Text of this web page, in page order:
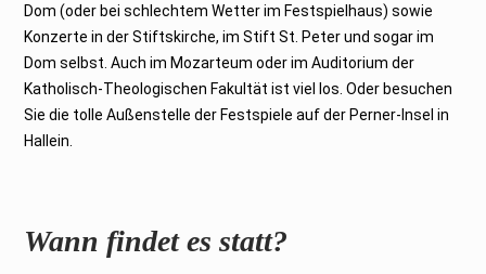
Dom (oder bei schlechtem Wetter im Festspielhaus) sowie
Konzerte in der Stiftskirche, im Stift St. Peter und sogar im
Dom selbst. Auch im Mozarteum oder im Auditorium der
Katholisch-Theologischen Fakultät ist viel los. Oder besuchen
Sie die tolle Außenstelle der Festspiele auf der Perner-Insel in
Hallein.
Wann findet es statt?